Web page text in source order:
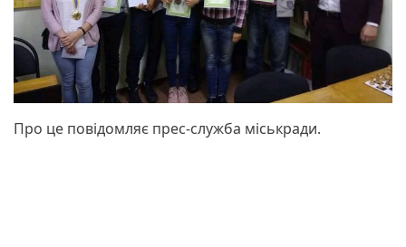
Про це повідомляє прес-служба міськради.